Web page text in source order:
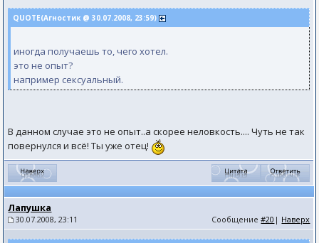
QUOTE(Агностик @ 30.07.2008, 23:59)
иногда получаешь то, чего хотел.
это не опыт?
например сексуальный.
В данном случае это не опыт..а скорее неловкость.... Чуть не так
повернулся и всё! Ты уже отец!
Лапушка
30.07.2008, 23:11 Сообщение#20 | Наверх